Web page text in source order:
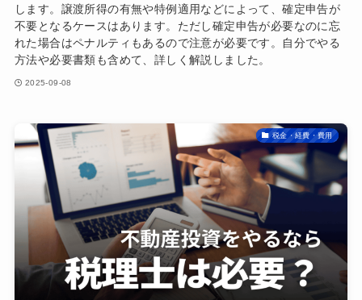
します。譲渡所得の有無や特例適用などによって、確定申告が
不要となるケースはあります。ただし確定申告が必要なのに忘
れた場合はペナルティもあるので注意が必要です。自分でやる
方法や必要書類も含めて、詳しく解説しました。
2025-09-08
税金・経費・費用